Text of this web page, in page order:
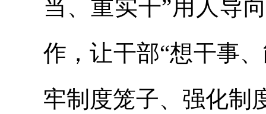
当、重实干”用人导
作，让干部“想干事
牢制度笼子、强化制